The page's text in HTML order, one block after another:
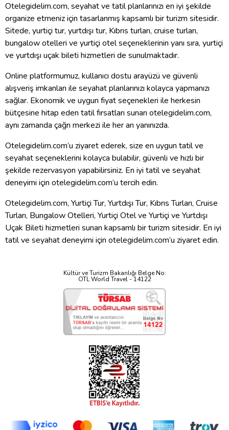
Otelegidelim.com, seyahat ve tatil planlarınızı en iyi şekilde
organize etmeniz için tasarlanmış kapsamlı bir turizm sitesidir.
Sitede, yurtiçi tur, yurtdışı tur, Kıbrıs turları, cruise turları,
bungalow otelleri ve yurtiçi otel seçeneklerinin yanı sıra, yurtiçi
ve yurtdışı uçak bileti hizmetleri de sunulmaktadır.
Online platformumuz, kullanıcı dostu arayüzü ve güvenli
alışveriş imkanları ile seyahat planlarınızı kolayca yapmanızı
sağlar. Ekonomik ve uygun fiyat seçenekleri ile herkesin
bütçesine hitap eden tatil fırsatları sunan otelegidelim.com,
aynı zamanda çağrı merkezi ile her an yanınızda.
Otelegidelim.com’u ziyaret ederek, size en uygun tatil ve
seyahat seçeneklerini kolayca bulabilir, güvenli ve hızlı bir
şekilde rezervasyon yapabilirsiniz. En iyi tatil ve seyahat
deneyimi için otelegidelim.com’u tercih edin.
Otelegidelim.com, Yurtiçi Tur, Yurtdışı Tur, Kıbrıs Turları, Cruise
Turları, Bungalow Otelleri, Yurtiçi Otel ve Yurtiçi ve Yurtdışı
Uçak Bileti hizmetleri sunan kapsamlı bir turizm sitesidir. En iyi
tatil ve seyahat deneyimi için otelegidelim.com’u ziyaret edin.
Kültür ve Turizm Bakanlığı Belge No:
OTL World Travel - 14122